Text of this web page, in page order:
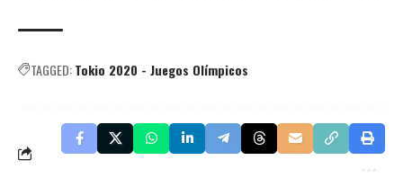
TAGGED:Tokio 2020 - Juegos Olímpicos